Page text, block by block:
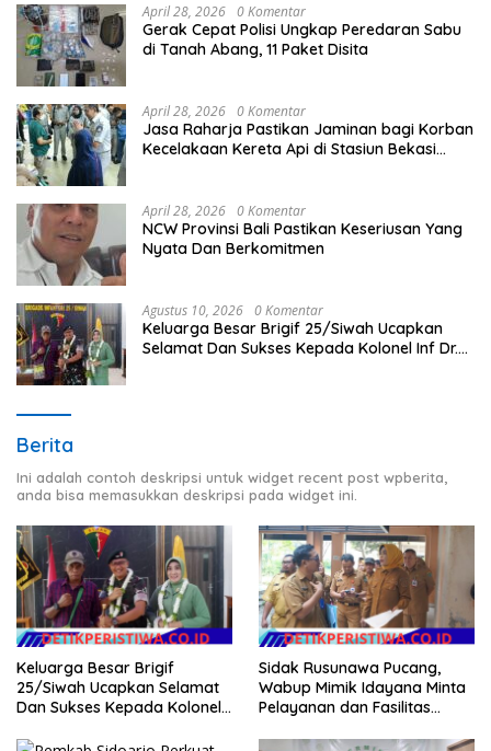
April 28, 2026 0 Komentar
Gerak Cepat Polisi Ungkap Peredaran Sabu
di Tanah Abang, 11 Paket Disita
April 28, 2026 0 Komentar
Jasa Raharja Pastikan Jaminan bagi Korban
Kecelakaan Kereta Api di Stasiun Bekasi
April 28, 2026 0 Komentar
NCW Provinsi Bali Pastikan Keseriusan Yang
Nyata Dan Berkomitmen
Agustus 10, 2026 0 Komentar
Keluarga Besar Brigif 25/Siwah Ucapkan
Selamat Dan Sukses Kepada Kolonel Inf Dr.
Berita
Ini adalah contoh deskripsi untuk widget recent post wpberita,
anda bisa memasukkan deskripsi pada widget ini.
Keluarga Besar Brigif
25/Siwah Ucapkan Selamat
Dan Sukses Kepada Kolonel
M.AP
Sidak Rusunawa Pucang,
Wabup Mimik Idayana Minta
Pelayanan dan Fasilitas